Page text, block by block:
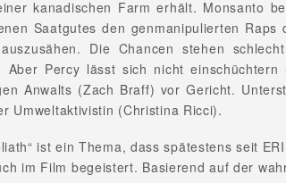
kanadischen Farm erhält. Monsanto
Saatgutes den genmanipulierten Raps
Die Chancen stehen
Aber Percy lässt sich nicht
Anwalts (Zach Braff) vor Gericht.
Umweltaktivistin (Christina Ricci).
ist ein Thema, dass spätestens seit
im Film begeistert. Basierend auf der